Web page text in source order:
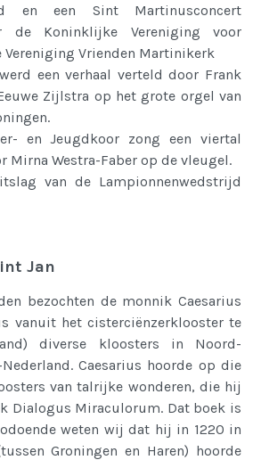
en een Sint Martinusconcert
de Koninklijke Vereniging voor
Vereniging Vrienden Martinikerk
een verhaal verteld door Frank
Zijlstra op het grote orgel van
en Jeugdkoor zong een viertal
Mirna Westra-Faber op de vleugel.
van de Lampionnenwedstrijd
Jan
bezochten de monnik Caesarius
vanuit het cisterciënzerklooster te
diverse kloosters in Noord-
Caesarius hoorde op die
van talrijke wonderen, die hij
Dialogus Miraculorum. Dat boek is
weten wij dat hij in 1220 in
Groningen en Haren) hoorde